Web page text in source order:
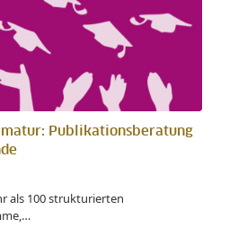
Publikationsberatung
als 100 strukturierten